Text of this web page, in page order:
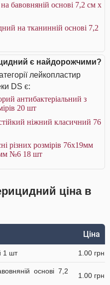
бавовняній основі 7,2 см х
на тканинній основі 7,2
є найдорожчими?
лейкопластир
DS є:
антибактеріальний з
20 шт
ніжний класичний 76
різних розмірів 76х19мм
№6 18 шт
ціна в
Ціна
1 шт 1.00 грн
основі 7,2
1.00 грн